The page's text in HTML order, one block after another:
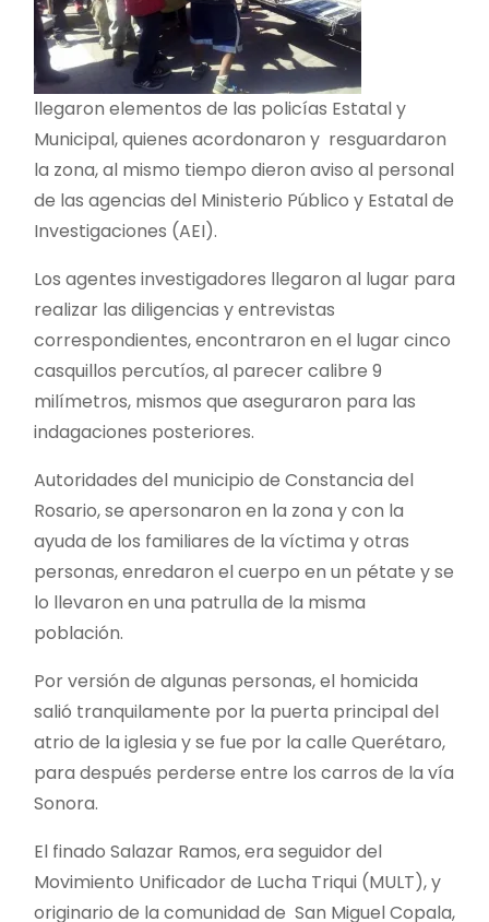
llegaron elementos de las policías Estatal y
Municipal, quienes acordonaron y resguardaron
la zona, al mismo tiempo dieron aviso al personal
de las agencias del Ministerio Público y Estatal de
Investigaciones (AEI).
Los agentes investigadores llegaron al lugar para
realizar las diligencias y entrevistas
correspondientes, encontraron en el lugar cinco
casquillos percutíos, al parecer calibre 9
milímetros, mismos que aseguraron para las
indagaciones posteriores.
Autoridades del municipio de Constancia del
Rosario, se apersonaron en la zona y con la
ayuda de los familiares de la víctima y otras
personas, enredaron el cuerpo en un pétate y se
lo llevaron en una patrulla de la misma
población.
Por versión de algunas personas, el homicida
salió tranquilamente por la puerta principal del
atrio de la iglesia y se fue por la calle Querétaro,
para después perderse entre los carros de la vía
Sonora.
El finado Salazar Ramos, era seguidor del
Movimiento Unificador de Lucha Triqui (MULT), y
originario de la comunidad de San Miguel Copala,